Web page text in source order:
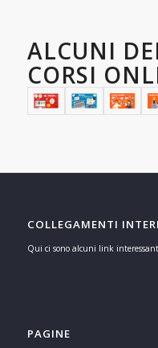
ALCUNI
CORSI
COLLEGAMENTI
Qui ci sono alcuni link
PAGINE